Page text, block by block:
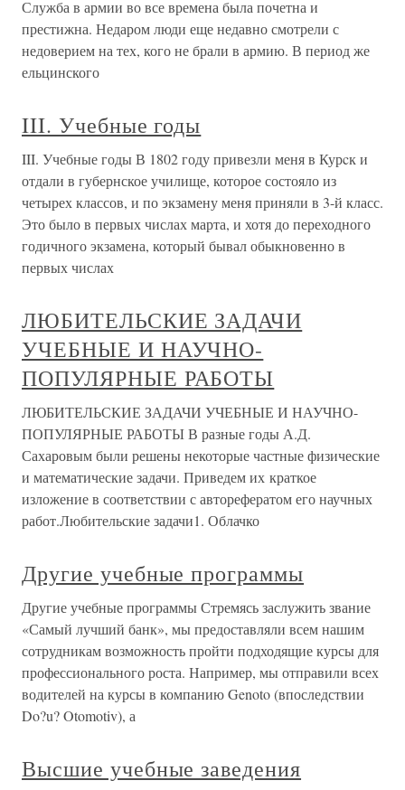
Служба в армии во все времена была почетна и
престижна. Недаром люди еще недавно смотрели с
недоверием на тех, кого не брали в армию. В период же
ельцинского
III. Учебные годы
III. Учебные годы В 1802 году привезли меня в Курcк и
отдали в губернское училище, которое состояло из
четырех классов, и по экзамену меня приняли в 3-й класс.
Это было в первых числах марта, и хотя до переходного
годичного экзамена, который бывал обыкновенно в
первых числах
ЛЮБИТЕЛЬСКИЕ ЗАДАЧИ
УЧЕБНЫЕ И НАУЧНО-
ПОПУЛЯРНЫЕ РАБОТЫ
ЛЮБИТЕЛЬСКИЕ ЗАДАЧИ УЧЕБНЫЕ И НАУЧНО-
ПОПУЛЯРНЫЕ РАБОТЫ В разные годы А.Д.
Сахаровым были решены некоторые частные физические
и математические задачи. Приведем их краткое
изложение в соответствии с авторефератом его научных
работ.Любительские задачи1. Облачко
Другие учебные программы
Другие учебные программы Стремясь заслужить звание
«Самый лучший банк», мы предоставляли всем нашим
сотрудникам возможность пройти подходящие курсы для
профессионального роста. Например, мы отправили всех
водителей на курсы в компанию Genoto (впоследствии
Do?u? Otomotiv), а
Высшие учебные заведения